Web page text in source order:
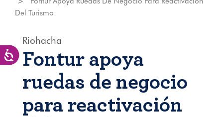
Accesibilidad
Del Turismo
Riohacha
Fontur apoya
ruedas de negocio
para reactivación